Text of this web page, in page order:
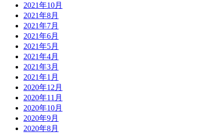
2021年10月
2021年8月
2021年7月
2021年6月
2021年5月
2021年4月
2021年3月
2021年1月
2020年12月
2020年11月
2020年10月
2020年9月
2020年8月